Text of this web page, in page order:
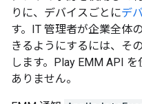
りに、デバイスごとにデ
す。IT 管理者が企業全体
きるようにするには、そ
します。Play EMM API
ありません。